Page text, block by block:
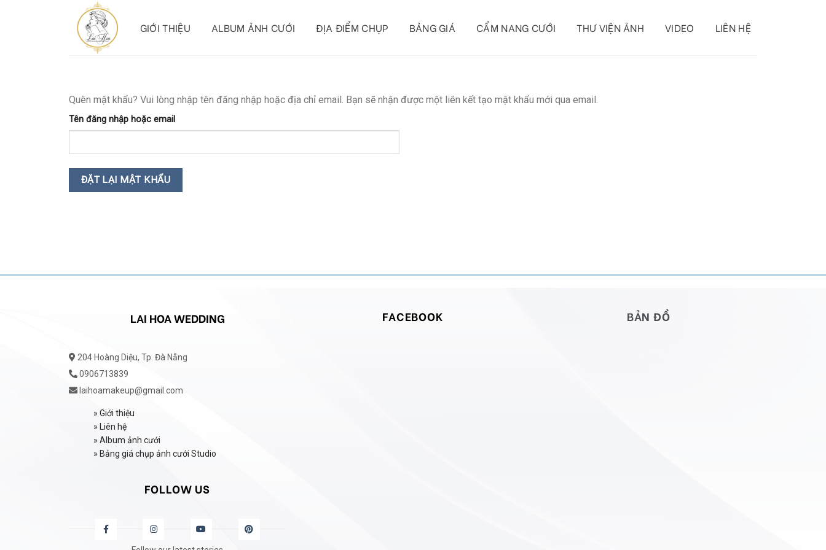
GIỚI THIỆU ALBUM ẢNH CƯỚI ĐỊA ĐIỂM CHỤP BẢNG GIÁ CẨM NANG CƯỚI THƯ VIỆN ẢNH VIDEO LIÊN HỆ
Quên mật khẩu? Vui lòng nhập tên đăng nhập hoặc địa chỉ email. Bạn sẽ nhận được một liên kết tạo mật khẩu mới qua email.
Tên đăng nhập hoặc email
ĐẶT LẠI MẬT KHẨU
LAI HOA WEDDING
204 Hoàng Diệu, Tp. Đà Nẵng
0906713839
laihoamakeup@gmail.com
» Giới thiệu
» Liên hệ
» Album ảnh cưới
» Bảng giá chụp ảnh cưới Studio
FOLLOW US
FACEBOOK BẢN ĐỒ